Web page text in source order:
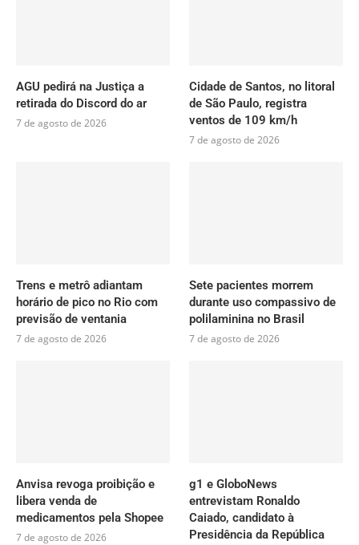
AGU pedirá na Justiça a
retirada do Discord do ar
7 de agosto de 2026
Cidade de Santos, no litoral
de São Paulo, registra
ventos de 109 km/h
7 de agosto de 2026
Trens e metrô adiantam
horário de pico no Rio com
previsão de ventania
7 de agosto de 2026
Sete pacientes morrem
durante uso compassivo de
polilaminina no Brasil
7 de agosto de 2026
Anvisa revoga proibição e
libera venda de
medicamentos pela Shopee
7 de agosto de 2026
g1 e GloboNews
entrevistam Ronaldo
Caiado, candidato à
Presidência da República